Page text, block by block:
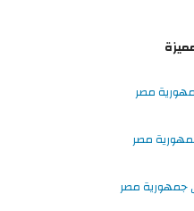
مصر
مصر
جمهورية مصر